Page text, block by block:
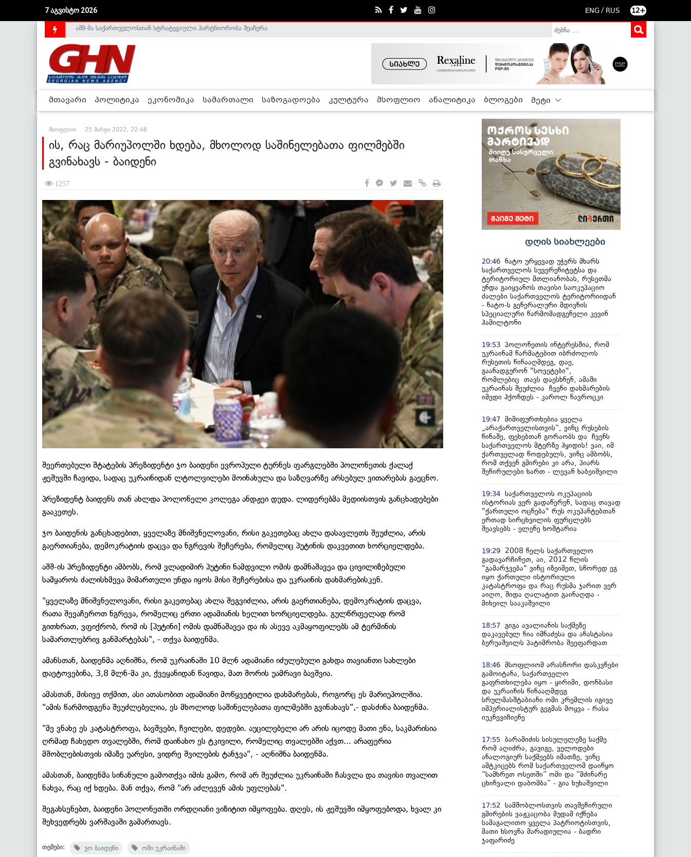
7 აგვისტო 2026 ENG / RUS 12+
საქართველოს დე-ფაქტო მთავრობა არალეგიტიმურია - ჰელსინკის კომისია
მთავარი პოლიტიკა ეკონომიკა სამართალი საზოგადოება კულტურა მსოფლიო ანალიტიკა ბლოგები მეტი
მსოფლიო 25 მარტი 2022, 22:46
ის, რაც მარიუპოლში ხდება, მხოლოდ საშინელებათა ფილმებში
გვინახავს - ბაიდენი
1257
შეერთებული შტატების პრეზიდენტი ჯო ბაიდენი ევროპული ტურნეს ფარგლებში პოლონეთის ქალაქ
ჟეშუვში ჩავიდა, სადაც უკრაინიდან ლტოლვილები მოინახულა და საზღვარზე არსებულ ვითარებას გაეცნო.
პრეზიდენტ ბაიდენს თან ახლდა პოლონელი კოლეგა ანდჟეი დუდა. ლიდერებმა მედიისთვის განცხადებები
გააკეთეს.
ჯო ბაიდენის განცხადებით, ყველაზე მნიშვნელოვანი, რისი გაკეთებაც ახლა დასავლეთს შეუძლია, არის
გაერთიანება, დემოკრატიის დაცვა და ნგრევის შეჩერება, რომელიც პუტინის დაკვეთით ხორციელდება.
აშშ-ის პრეზიდენტი ამბობს, რომ ვლადიმირ პუტინი ნამდვილი ომის დამნაშავეა და ცივილიზებული
სამყაროს ძალისხმევა მიმართული უნდა იყოს მისი შეჩერებისა და უკრაინის დახმარებისკენ.
"ყველაზე მნიშვნელოვანი, რისი გაკეთებაც ახლა შეგვიძლია, არის გაერთიანება, დემოკრატიის დაცვა,
რათა შევაჩეროთ ნგრევა, რომელიც ერთი ადამიანის ხელით ხორციელდება. გულწრფელად რომ
გითხრათ, ვფიქრობ, რომ ის [პუტინი] ომის დამნაშავეა და ის ასევე აკმაყოფილებს ამ ტერმინის
სამართლებრივ განმარტებას", - თქვა ბაიდენმა.
ამანსთან, ბაიდენმა აღნიშნა, რომ უკრაინაში 10 მლნ ადამიანი იძულებული გახდა თავიანთი სახლები
დაეტოვებინა, 3,8 მლნ-მა კი, ქვეყანიდან წავიდა, მათ შორის უამრავი ბავშვია.
ამასთან, მისივე თქმით, ასი ათასობით ადამიანი მოწყვეტილია დახმარებას, როგორც ეს მარიუპოლშია.
"ამის წარმოდგენა შეუძლებელია, ეს მხოლოდ საშინელებათა ფილმებში გვინახავს",- დასძინა ბაიდენმა.
"მე ვნახე ეს კატასტროფა, ბავშვები, ჩვილები, დედები. აუცილებელი არ არის იცოდე მათი ენა, საკმარისია
ღრმად ჩახედო თვალებში, რომ დაინახო ეს ტკივილი, რომელიც თვალებში აქვთ... არაფერია
მშობლებისთვის იმაზე უარესი, ვიდრე შვილების ტანჯვა", - აღნიშნა ბაიდენმა.
ამასთან, ბაიდენმა სინანული გამოთქვა იმის გამო, რომ არ შეუძლია უკრაინაში ჩასვლა და თავისი თვალით
ნახვა, რაც იქ ხდება. მან თქვა, რომ "არ აძლევენ ამის უფლებას".
შეგახსენებთ, ბაიდენი პოლონეთში ორდღიანი ვიზიტით იმყოფება. დღეს, ის ჟეშუვში იმყოფებოდა, ხვალ კი
შეხვედრებს ვარშავაში გამართავს.
თემები: ჯო ბაიდენი ომი უკრაინაში
დღის სიახლეები
20:46 ნატო ურყევად უჭერს მხარს
საქართველოს სუვერენიტეტსა და
ტერიტორიულ მთლიანობას, რუსეთმა
უნდა გაიყვანოს თავისი საოკუპაციო
ძალები საქართველოს ტერიტორიიდან
- ნატო-ს გენერალური მდივნის
სპეციალური წარმომადგენელი კევინ
ჰამილტონი
19:53 პოლონეთის ინტერესშია, რომ
უკრაინამ წარმატებით იბრძოლოს
რუსეთის წინააღმდეგ, დაე,
გაანადგურონ "სოვეტები",
რომლებიც თავს დაესხნენ, ამაში
უკრაინას შეუძლია ჩვენი დახმარების
იმედი ჰქონდეს - კაროლ ნავროცკი
19:47 მიმიფურთხებია ყველა
„არაქართველისთვის“, ვინც რუსების
წინაშე, ფეხებთან გორაობს და ჩვენს
საქართველოს მტერზე ჰყიდის! ვაი, იმ
ქართველად წოდებულს, ვინც ამბობს,
რომ თქვენ გმირები კი არა, პიარს
შეწირულები ხართ - ლევან ხაბეიშვილი
19:34 საქართველოს ოკუპაციის
ისტორიას ვერ გადაწერენ, სადაც თავად
"ქართული ოცნება" რუს ოკუპანტებთან
ერთად სირცხვილის ფურცლებს
შეავსებს - ელენე ხოშტარია
19:29
2008 წელს საქართველო
გადავარჩინეთ, აი, 2012 წლის
"გამარჯვება" ვინც იზეიმეთ, სწორედ ეგ
იყო ქართული ისტორიული
კატასტროფა და რაც რუსმა ჯარით ვერ
აიღო, შიდა ღალატით გაინაღდა -
მიხეილ სააკაშვილი
18:57 გიგა ავალიანის საქმეზე
დაკავებულ ნია იმნაძესა და ანასტასია
ბერუაშვილს პატიმრობა შეეფარდათ
18:46 მსოფლიომ არასწორი დასკვნები
გამოიტანა, საქართველო
გაფრთხილება იყო - ყირიმი, დონბასი
და უკრაინის წინააღმდეგ
სრულმასშტაბიანი ომი კრემლის იგივე
იმპერიალისტურ გეგმას მოყვა - რასა
იუკნევიჩიენე
17:55 ბარამიძის სისულელეზე საქმე
რომ აღიძრა, გავიგე, ველოდები
ანალოგიურ საქმეებს იმათზე, ვინც
ამტკიცებს რომ საქართველომ დაიწყო
“სამხრეთ ოსეთში” ომი და “მძინარე
ცხინვალი დაბომბა” - გია ხუხაშვილი
17:52
სამშობლოსთვის თავშეწირული
გმირების ვაჟკაცობა მუდამ იქნება
სამაგალითო ყველა პატრიოტისთვის,
მათი ხსოვნა მარადიულია - ბადრი
ჯაფარიძე